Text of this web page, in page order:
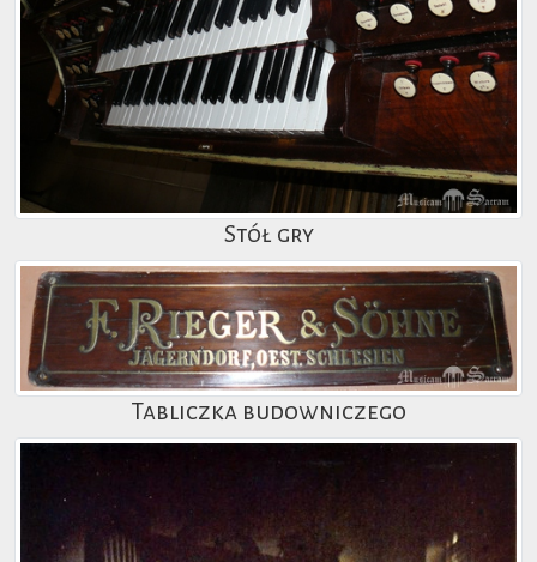
Stół gry
Tabliczka budowniczego